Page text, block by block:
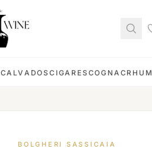
CALVADOS CIGARES COGNAC RHUM
BOLGHERI SASSICAIA